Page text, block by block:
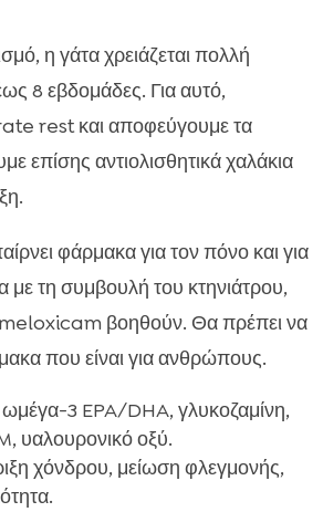
η γάτα χρειάζεται πολλή
8 εβδομάδες. Για αυτό,
rest και αποφεύγουμε τα
επίσης αντιολισθητικά χαλάκια
φάρμακα για τον πόνο και για
με τη συμβουλή του κτηνιάτρου,
βοηθούν. Θα πρέπει να
που είναι για ανθρώπους.
3 EPA/DHA, γλυκοζαμίνη,
υαλουρονικό οξύ.
χόνδρου, μείωση φλεγμονής,